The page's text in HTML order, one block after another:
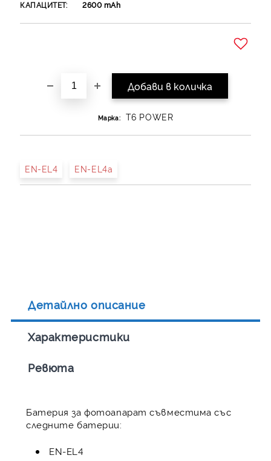
КАПАЦИТЕТ:
2600mAh
Марка: T6 POWER
EN-EL4 EN-EL4a
Детайлно описание
Характеристики
Ревюта
Батерия за фотоапарат съвместима със
следните батерии:
EN-EL4